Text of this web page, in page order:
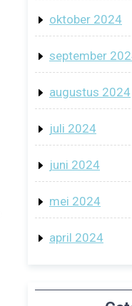
oktober 2024
september
augustus 2024
juli 2024
juni 2024
mei 2024
april 2024